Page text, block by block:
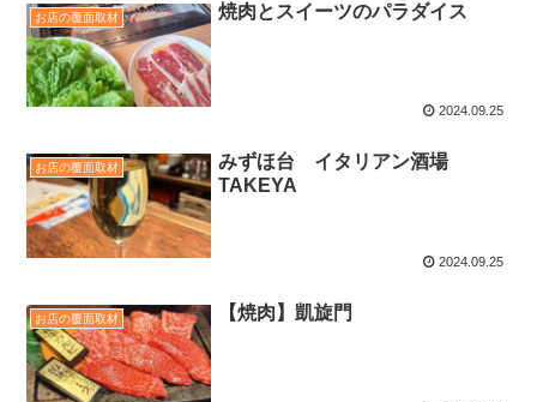
お店の覆面取材 焼肉とスイーツのパラダイス
2024.09.25
お店の覆面取材
みずほ台 イタリアン酒場
TAKEYA
2024.09.25
お店の覆面取材 【焼肉】凱旋門